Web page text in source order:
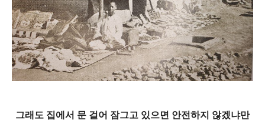
그래도 집에서 문 걸어 잠그고 있으면 안전하지 않겠냐만